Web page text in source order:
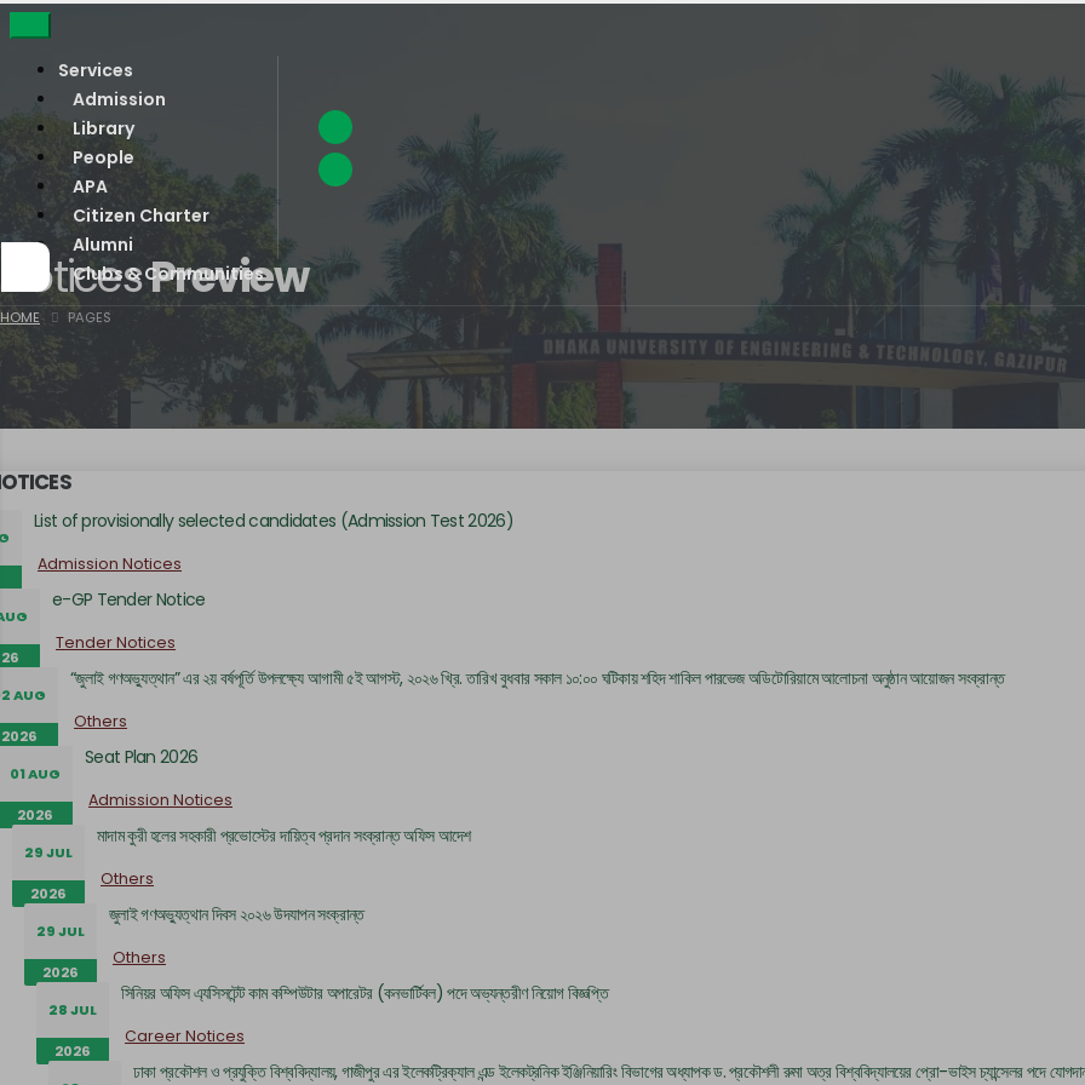
Services
Admission
Library
People
APA
Citizen Charter
Alumni
Clubs & Communities
NoticesPreview
HOME PAGES
List of provisionally selected candidates (Admission Test 2026)
Admission Notices
e-GP Tender Notice
Tender Notices
AUG
2026
“জুলাই গণঅভ্যুত্থান” এর ২য় বর্ষপূর্তি উপলক্ষ্যে আগামী ৫ই আগস্ট, ২০২৬ খ্রি. তারিখ বুধবার সকাল ১০:০০ ঘটিকায় শহিদ শাকিল পারভেজ অডিটোরিয়ামে আলোচনা অনুষ্ঠান আয়োজন সংক্রান্ত
Others
01 AUG
2026
Seat Plan 2026
Admission Notices
29 JUL
2026
মাদাম কুরী হলের সহকারী প্রভোস্টের দায়িত্ব প্রদান সংক্রান্ত অফিস আদেশ
Others
29 JUL
2026
জুলাই গণঅভ্যুত্থান দিবস ২০২৬ উদযাপন সংক্রান্ত
Others
28 JUL
2026
সিনিয়র অফিস এ্যসিসটেন্ট কাম কম্পিউটার অপারেটর (কনভার্টিবল) পদে অভ্যন্তরীণ নিয়োগ বিজ্ঞপ্তি
Career Notices
ঢাকা প্রকৌশল ও প্রযুক্তি বিশ্ববিদ্যালয়, গাজীপুর এর ইলেকট্রিক্যাল এন্ড ইলেকট্রনিক ইঞ্জিনিয়ারিং বিভাগের অধ্যাপক ড. প্রকৌশলী রুমা অত্র বিশ্ববিদ্যালয়ের প্রো-ভাইস চ্যান্সেলর পদে